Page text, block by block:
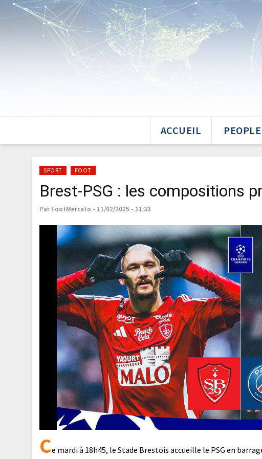
ACCUEIL PEOPLE
SPORT FOOT
Brest-PSG : les compositions
Par FootMercato - 11/02/2025 - 11:33
Ce mardi à 18h45, le Stade Brestois accueille le PSG en